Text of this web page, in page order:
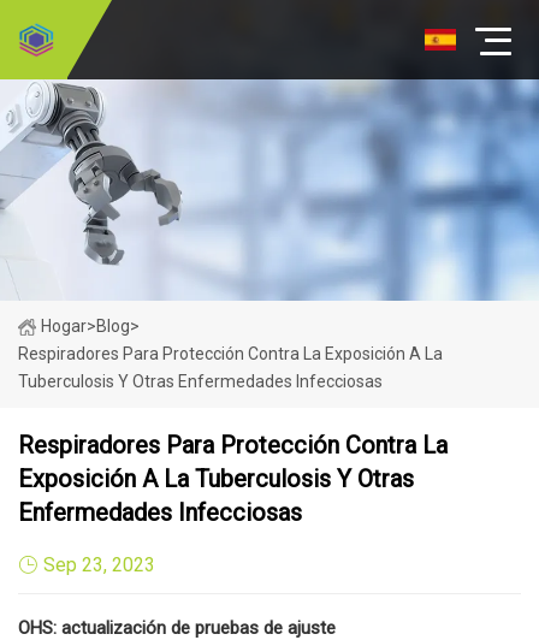
Hogar>Blog>
Respiradores Para Protección Contra La Exposición A La
Tuberculosis Y Otras Enfermedades Infecciosas
Respiradores Para Protección Contra La
Exposición A La Tuberculosis Y Otras
Enfermedades Infecciosas
Sep 23, 2023
OHS: actualización de pruebas de ajuste